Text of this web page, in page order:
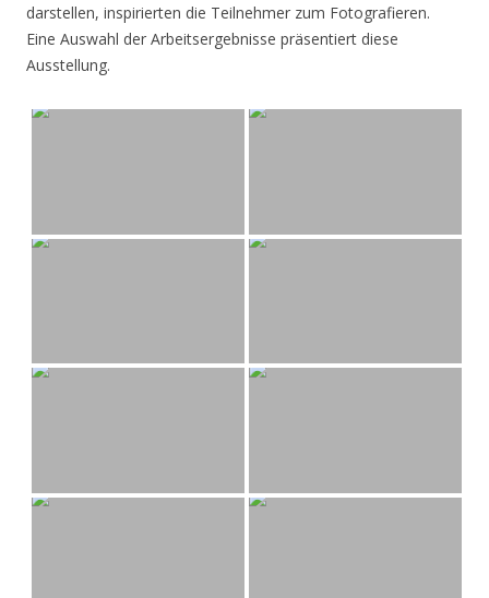
darstellen, inspirierten die Teilnehmer zum Fotografieren.
Eine Auswahl der Arbeitsergebnisse präsentiert diese
Ausstellung.